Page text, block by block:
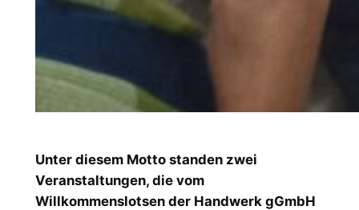
Unter diesem Motto standen zwei
Veranstaltungen, die vom
Willkommenslotsen der Handwerk gGmbH